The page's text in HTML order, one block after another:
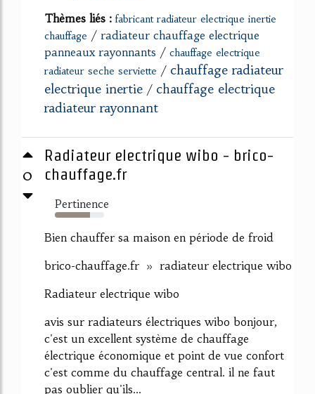
Thèmes liés : fabricant radiateur electrique inertie
chauffage / radiateur chauffage electrique
panneaux rayonnants / chauffage electrique
radiateur seche serviette / chauffage radiateur
electrique inertie / chauffage electrique
radiateur rayonnant
0
Radiateur electrique wibo - brico-
chauffage.fr
Pertinence
71%
Bien chauffer sa maison en période de froid
brico-chauffage.fr » radiateur electrique wibo
Radiateur electrique wibo
avis sur radiateurs électriques wibo bonjour,
c'est un excellent système de chauffage
électrique économique et point de vue confort
c'est comme du chauffage central. il ne faut
pas oublier qu'ils...